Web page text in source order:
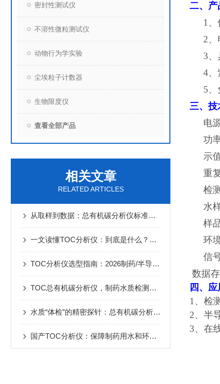
密封性测试仪
不溶性微粒测试仪
动物行为学实验
尘埃粒子计数器
生物限度仪
查看全部产品
相关文章
RELATED ARTICLES
从取样到数据：总有机碳分析仪标准化操作的全流程解析
一文读懂TOC分析仪：到底是什么？哪些行业必须要用？
TOC分析仪选型指南：2026制药/半导体/环保行业水质检测一步到位
TOC总有机碳分析仪，制药水质检测应用
水质“体检”的精密探针：总有机碳分析仪如何重塑环境监测
国产TOC分析仪：保障制药用水和环保测试的可靠工具
二、产
1
2
3
4、
5
三、技
电
功
示
重
检
水
样
环
信
数据
四、 应
1、检
2、半
3、在